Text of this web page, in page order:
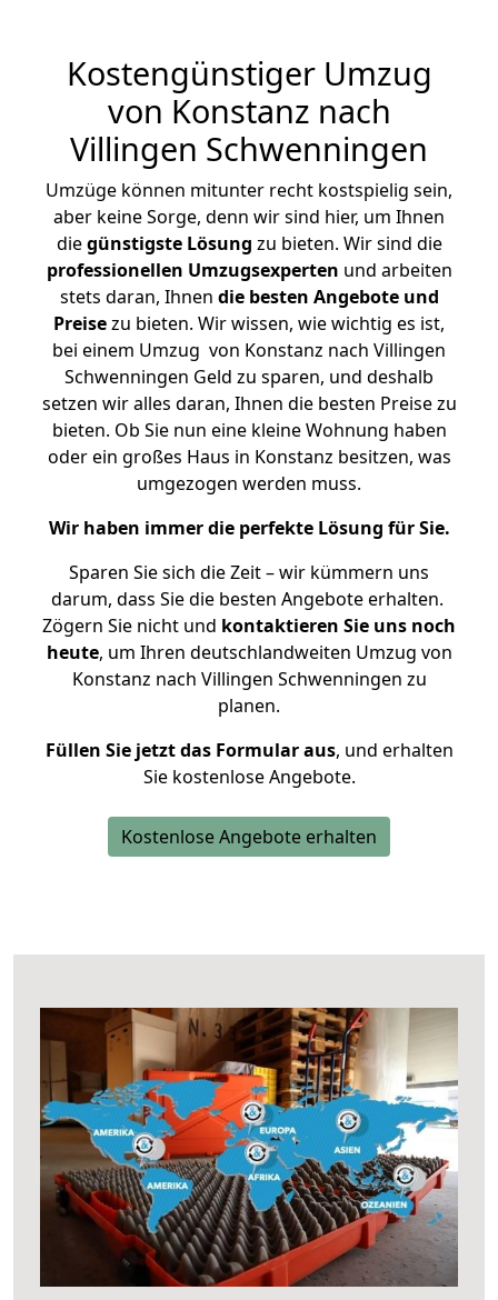
Kostengünstiger Umzug
von Konstanz nach
Villingen Schwenningen
Umzüge können mitunter recht kostspielig sein,
aber keine Sorge, denn wir sind hier, um Ihnen
diegünstigste Lösung zu bieten. Wir sind die
professionellen Umzugsexperten und arbeiten
stets daran, Ihnen die besten Angebote und
Preisezu bieten. Wir wissen, wie wichtig es ist,
bei einem Umzug von Konstanz nach Villingen
Schwenningen Geld zu sparen, und deshalb
setzen wir alles daran, Ihnen die besten Preise zu
bieten. Ob Sie nun eine kleine Wohnung haben
oder ein großes Haus in Konstanz besitzen, was
umgezogen werden muss.
Wir haben immer die perfekte Lösung für Sie.
Sparen Sie sich die Zeit – wir kümmern uns
darum, dass Sie die besten Angebote erhalten.
Zögern Sie nicht und kontaktieren Sie uns noch
heute, um Ihren deutschlandweiten Umzug von
Konstanz nach Villingen Schwenningen zu
planen.
Füllen Sie jetzt das Formular aus, und erhalten
Sie kostenlose Angebote.
Kostenlose Angebote erhalten